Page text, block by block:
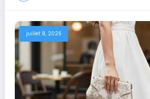
juillet 8, 2026